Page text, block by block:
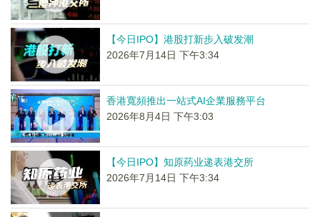
【今日IPO】港股打新步入破发潮
2026年7月14日 下午3:34
香港寬頻推出一站式AI企業服務平台
2026年8月4日 下午3:03
【今日IPO】知原药业递表港交所
2026年7月14日 下午3:34